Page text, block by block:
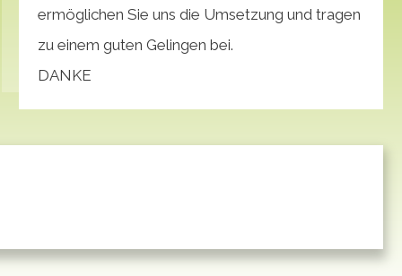
ermöglichen Sie uns die Umsetzung und tragen
zu einem guten Gelingen bei.
DANKE